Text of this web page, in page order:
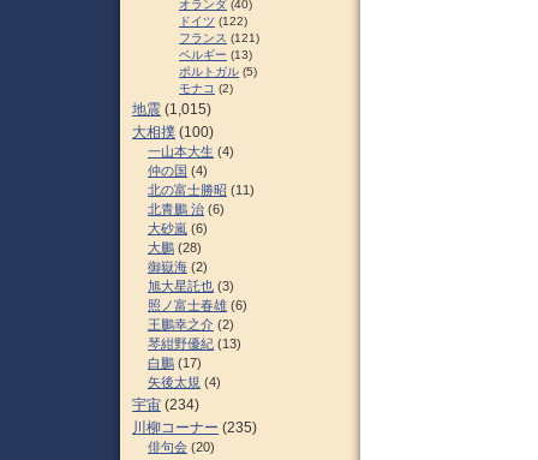
オランダ (40)
ドイツ (122)
フランス (121)
ベルギー (13)
ポルトガル (5)
モナコ (2)
地震 (1,015)
大相撲 (100)
一山本大生 (4)
仲の国 (4)
北の富士勝昭 (11)
北青鵬 治 (6)
大砂嵐 (6)
大鵬 (28)
御嶽海 (2)
旭大星託也 (3)
照ノ富士春雄 (6)
王鵬幸之介 (2)
琴紺野優紀 (13)
白鵬 (17)
矢後太規 (4)
宇宙 (234)
川柳コーナー (235)
俳句会 (20)